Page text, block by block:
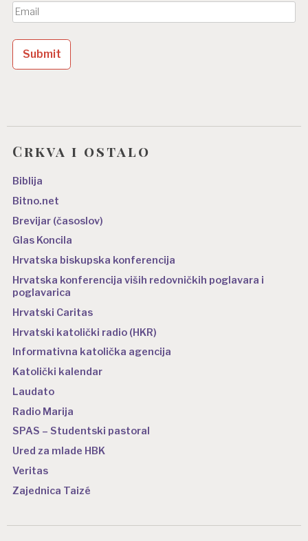
Crkva i ostalo
Biblija
Bitno.net
Brevijar (časoslov)
Glas Koncila
Hrvatska biskupska konferencija
Hrvatska konferencija viših redovničkih poglavara i
poglavarica
Hrvatski Caritas
Hrvatski katolički radio (HKR)
Informativna katolička agencija
Katolički kalendar
Laudato
Radio Marija
SPAS – Studentski pastoral
Ured za mlade HBK
Veritas
Zajednica Taizé